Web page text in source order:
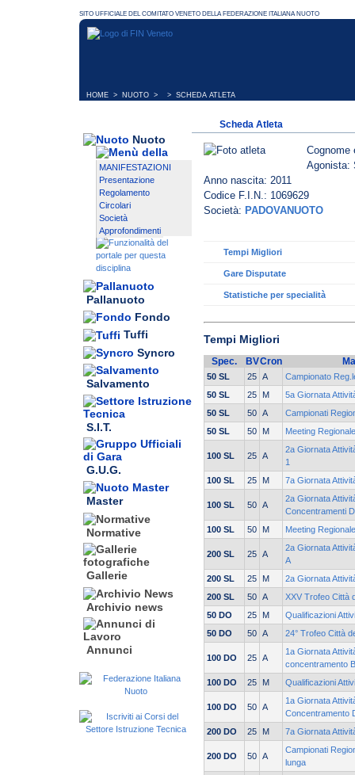
HOME > NUOTO > > SCHEDA ATLETA
Nuoto
MANIFESTAZIONI
Presentazione
Regolamento
Circolari
Società
Approfondimenti
Pallanuoto
Fondo
Tuffi
Syncro
Salvamento
S.I.T.
G.U.G.
Master
Normative
Gallerie
Archivio news
Annunci
Scheda Atleta
Agonista:
Anno nascita: 2011
Codice F.I.N.: 1069629
Società: PADOVANUOTO
Tempi Migliori
Gare Disputate
Statistiche per specialità
Tempi Migliori
Spec. BVCron
50 SL 25 A
Campionato
50 SL
25 M
5a Giornata
50 SL
50 A
Campionati
50 SL
50 M Meeting
100 SL 25 A
2a Giornata
1
100 SL
25 M 7a Giornata
100 SL 50 A
2a Giornata
Concentramenti D
100 SL
50 M Meeting
200 SL 25 A
2a Giornata
A
200 SL
25 M
2a Giornata
200 SL
50 A
XXV Trofeo Città
50 DO
25 M
Qualificazioni
50 DO
50 A 24° Trofeo Città
100 DO 25 A
1a Giornata
concentramento B
100 DO
25 M Qualificazioni
100 DO 50 A
1a Giornata
Concentramento
200 DO
25 M 7a Giornata
200 DO 50 A
Campionati
lunga